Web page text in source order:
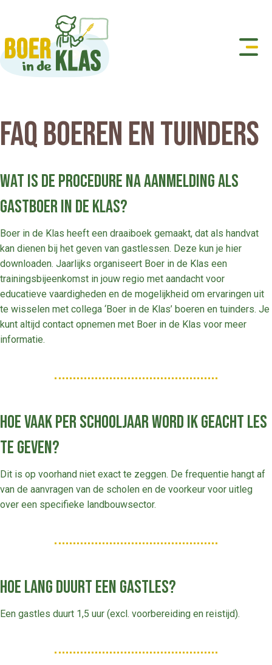
FAQ Boeren en tuinders
Wat is de procedure na aanmelding als
gastboer in de klas?
Boer in de Klas heeft een draaiboek gemaakt, dat als handvat
kan dienen bij het geven van gastlessen. Deze kun je hier
downloaden. Jaarlijks organiseert Boer in de Klas een
trainingsbijeenkomst in jouw regio met aandacht voor
educatieve vaardigheden en de mogelijkheid om ervaringen uit
te wisselen met collega ‘Boer in de Klas’ boeren en tuinders. Je
kunt altijd contact opnemen met Boer in de Klas voor meer
informatie.
Hoe vaak per schooljaar word ik geacht les
te geven?
Dit is op voorhand niet exact te zeggen. De frequentie hangt af
van de aanvragen van de scholen en de voorkeur voor uitleg
over een specifieke landbouwsector.
Hoe lang duurt een gastles?
Een gastles duurt 1,5 uur (excl. voorbereiding en reistijd).